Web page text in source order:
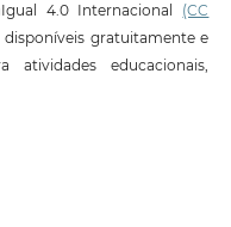
4.0 Internacional (CC
disponíveis gratuitamente e
atividades educacionais,